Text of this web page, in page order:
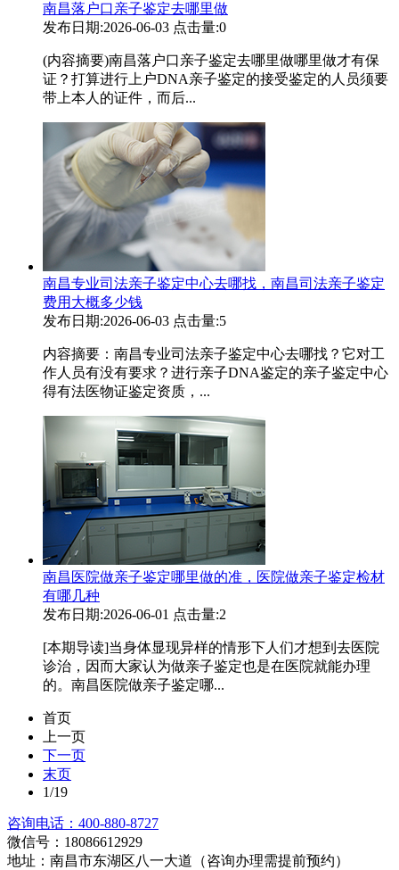
南昌落户口亲子鉴定去哪里做
发布日期:2026-06-03 点击量:0
(内容摘要)南昌落户口亲子鉴定去哪里做哪里做才有保
证？打算进行上户DNA亲子鉴定的接受鉴定的人员须要
带上本人的证件，而后...
南昌专业司法亲子鉴定中心去哪找，南昌司法亲子鉴定
费用大概多少钱
发布日期:2026-06-03 点击量:5
内容摘要：南昌专业司法亲子鉴定中心去哪找？它对工
作人员有没有要求？进行亲子DNA鉴定的亲子鉴定中心
得有法医物证鉴定资质，...
南昌医院做亲子鉴定哪里做的准，医院做亲子鉴定检材
有哪几种
发布日期:2026-06-01 点击量:2
[本期导读]当身体显现异样的情形下人们才想到去医院
诊治，因而大家认为做亲子鉴定也是在医院就能办理
的。南昌医院做亲子鉴定哪...
首页
上一页
下一页
末页
1/19
咨询电话：400-880-8727
微信号：18086612929
地址：南昌市东湖区八一大道（咨询办理需提前预约）